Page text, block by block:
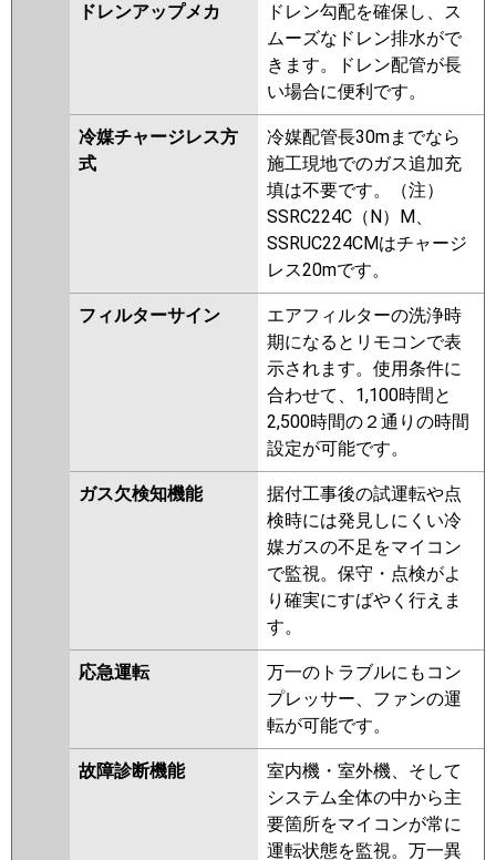
ドレンアップメカ
ドレン勾配を確保し、ス
ムーズなドレン排水がで
きます。ドレン配管が長
い場合に便利です。
冷媒チャージレス方
式
冷媒配管長30mまでなら
施工現地でのガス追加充
填は不要です。（注）
SSRC224C（N）M、
SSRUC224CMはチャージ
レス20mです。
フィルターサイン
エアフィルターの洗浄時
期になるとリモコンで表
示されます。使用条件に
合わせて、1,100時間と
2,500時間の２通りの時間
設定が可能です。
ガス欠検知機能
据付工事後の試運転や点
検時には発見しにくい冷
媒ガスの不足をマイコン
で監視。保守・点検がよ
り確実にすばやく行えま
す。
応急運転
万一のトラブルにもコン
プレッサー、ファンの運
転が可能です。
故障診断機能
室内機・室外機、そして
システム全体の中から主
要箇所をマイコンが常に
運転状態を監視。万一異